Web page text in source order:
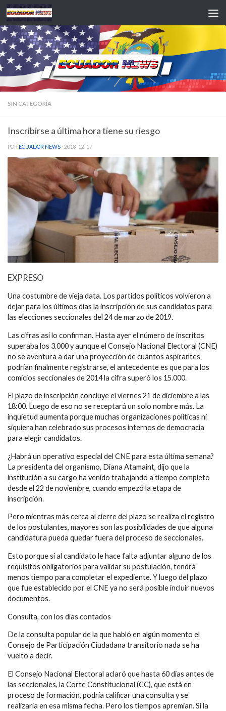
Saltar al contenido
SIN CATEGORÍA
Inscribirse a última hora tiene su riesgo
POR ECUADOR NEWS · 2018-12-17
EXPRESO
Una costumbre de vieja data. Los partidos políticos volvieron a
dejar para los últimos días la inscripción de sus candidatos para
las elecciones seccionales del 24 de marzo de 2019.
Las cifras así lo confirman. Hasta ayer el número de inscritos
superaba los 3.000 y aunque el Consejo Nacional Electoral (CNE)
no se aventura a dar una proyección de cuántos aspirantes
podrían finalmente registrarse, el antecedente es que para los
comicios seccionales de 2014 la cifra superó los 15.000.
El plazo de inscripción concluye el viernes 21 de diciembre a las
18:00. Luego de eso no se receptará un solo nombre más. La
inquietud aumenta porque muchas organizaciones políticas ni
siquiera han celebrado sus procesos internos de democracia
para elegir candidatos.
¿Habrá un operativo especial del CNE para esta última semana?
La presidenta del organismo, Diana Atamaint, dijo que la
institución a su cargo ha venido trabajando a tiempo completo
desde el 22 de noviembre, cuando empezó la etapa de
inscripción.
Pero mientras más cerca al cierre del plazo se realiza el registro
de los postulantes, mayores son las posibilidades de que alguna
candidatura pueda quedar fuera del proceso de seccionales.
Esto porque si al candidato le hace falta adjuntar alguno de los
requisitos obligatorios para validar su postulación, tendrá
menos tiempo para completar el expediente. Y luego del plazo
que fue establecido por el CNE ya no será posible incluir nuevos
documentos.
Consulta, con los días contados
De la consulta popular de la que habló en algún momento el
Consejo de Participación Ciudadana transitorio nada se ha
vuelto a decir.
El Consejo Nacional Electoral aclaró que hasta 60 días antes de
las seccionales, la Corte Constitucional (CC), que está en
proceso de formación, podría calificar una consulta y se
realizaría en esa misma fecha. Pero los tiempos apremian. Si la